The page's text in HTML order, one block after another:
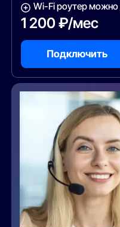
Wi-Fi роутер можно
1 200 ₽/мес
Подключить